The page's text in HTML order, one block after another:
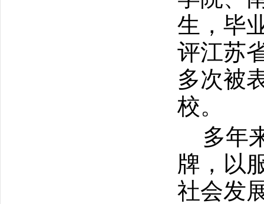
生， 毕
评江苏
多次被
校。
多年
牌，以
社会发